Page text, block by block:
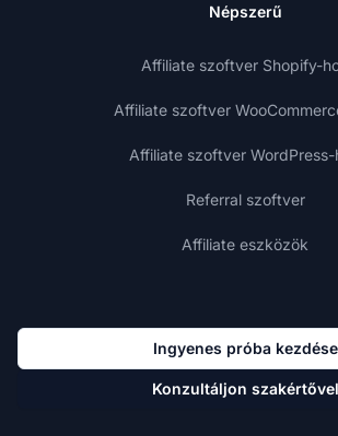
Népszerű
Affiliate szoftver Shopify-
Affiliate szoftver
Affiliate szoftver WordPress-
Referral szoftver
Affiliate eszközök
Ingyenes próba kezdése
Konzultáljon szakértővel